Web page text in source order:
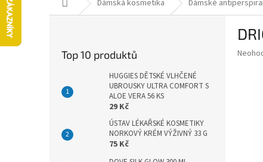
Domů Dámská kosmetika Dámské
Top 10 produktů
HUGGIES DĚTSKÉ VLHČENÉ
UBROUSKY ULTRA COMFORT S
ALOE VERA 56 KS
29 Kč
ÚSTAV LÉKAŘSKÉ KOSMETIKY
NORKOVÝ KRÉM VÝŽIVNÝ 33 G
75 Kč